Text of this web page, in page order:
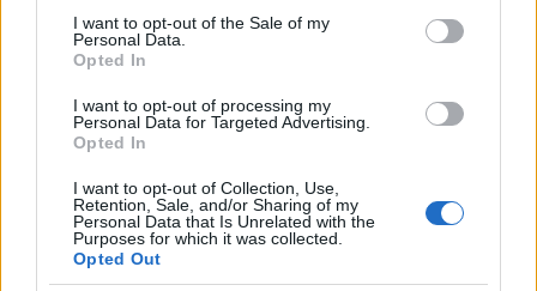
consent section.
I want to opt-out of the Sale of my
Personal Data.
Opted In
I want to opt-out of processing my
Personal Data for Targeted Advertising.
Opted In
I want to opt-out of Collection, Use,
Retention, Sale, and/or Sharing of my
Personal Data that Is Unrelated with the
Purposes for which it was collected.
Opted Out
2020.
36. hét
2
POSZT
2020.
POSZT POSZT
2020.
33. hét
2
POSZT
32. hét
2
POSZT
31. hét
1
2020. 2020. 2020.